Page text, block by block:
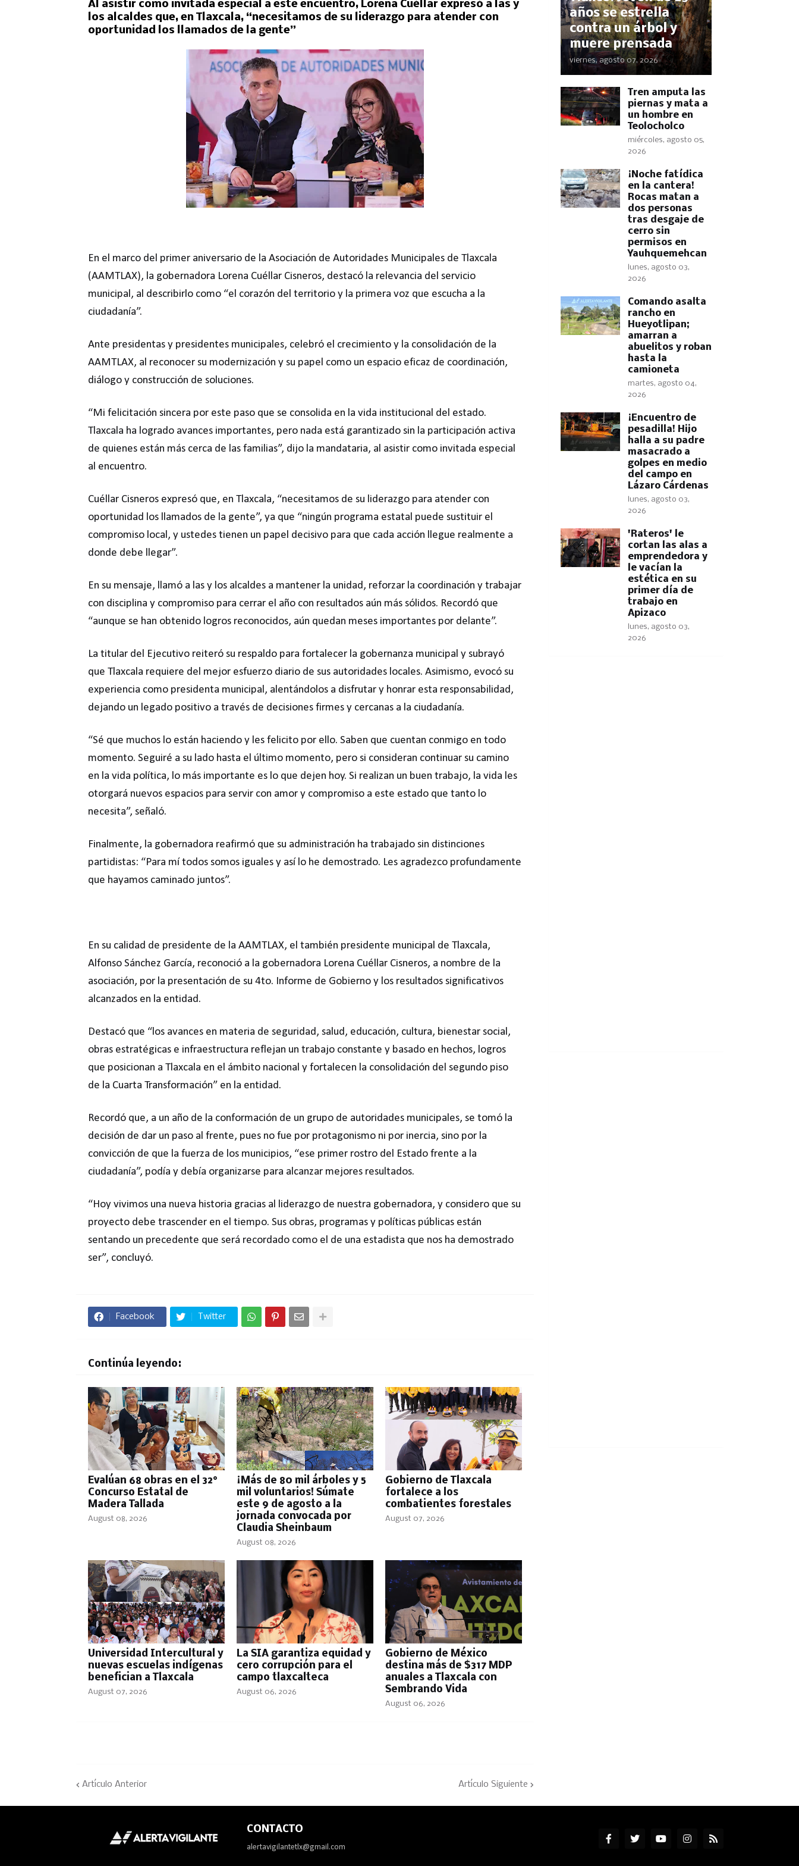
Al asistir como invitada especial a este encuentro, Lorena Cuéllar expresó a las y
los alcaldes que, en Tlaxcala, “necesitamos de su liderazgo para atender con
oportunidad los llamados de la gente”
En el marco del primer aniversario de la Asociación de Autoridades Municipales de Tlaxcala
(AAMTLAX), la gobernadora Lorena Cuéllar Cisneros, destacó la relevancia del servicio
municipal, al describirlo como “el corazón del territorio y la primera voz que escucha a la
ciudadanía”.
Ante presidentas y presidentes municipales, celebró el crecimiento y la consolidación de la
AAMTLAX, al reconocer su modernización y su papel como un espacio eficaz de coordinación,
diálogo y construcción de soluciones.
“Mi felicitación sincera por este paso que se consolida en la vida institucional del estado.
Tlaxcala ha logrado avances importantes, pero nada está garantizado sin la participación activa
de quienes están más cerca de las familias”, dijo la mandataria, al asistir como invitada especial
al encuentro.
Cuéllar Cisneros expresó que, en Tlaxcala, “necesitamos de su liderazgo para atender con
oportunidad los llamados de la gente”, ya que “ningún programa estatal puede sustituir el
compromiso local, y ustedes tienen un papel decisivo para que cada acción llegue realmente a
donde debe llegar”.
En su mensaje, llamó a las y los alcaldes a mantener la unidad, reforzar la coordinación y trabajar
con disciplina y compromiso para cerrar el año con resultados aún más sólidos. Recordó que
“aunque se han obtenido logros reconocidos, aún quedan meses importantes por delante”.
La titular del Ejecutivo reiteró su respaldo para fortalecer la gobernanza municipal y subrayó
que Tlaxcala requiere del mejor esfuerzo diario de sus autoridades locales. Asimismo, evocó su
experiencia como presidenta municipal, alentándolos a disfrutar y honrar esta responsabilidad,
dejando un legado positivo a través de decisiones firmes y cercanas a la ciudadanía.
“Sé que muchos lo están haciendo y les felicito por ello. Saben que cuentan conmigo en todo
momento. Seguiré a su lado hasta el último momento, pero si consideran continuar su camino
en la vida política, lo más importante es lo que dejen hoy. Si realizan un buen trabajo, la vida les
otorgará nuevos espacios para servir con amor y compromiso a este estado que tanto lo
necesita”, señaló.
Finalmente, la gobernadora reafirmó que su administración ha trabajado sin distinciones
partidistas: “Para mí todos somos iguales y así lo he demostrado. Les agradezco profundamente
que hayamos caminado juntos”.
En su calidad de presidente de la AAMTLAX, el también presidente municipal de Tlaxcala,
Alfonso Sánchez García, reconoció a la gobernadora Lorena Cuéllar Cisneros, a nombre de la
asociación, por la presentación de su 4to. Informe de Gobierno y los resultados significativos
alcanzados en la entidad.
Destacó que “los avances en materia de seguridad, salud, educación, cultura, bienestar social,
obras estratégicas e infraestructura reflejan un trabajo constante y basado en hechos, logros
que posicionan a Tlaxcala en el ámbito nacional y fortalecen la consolidación del segundo piso
de la Cuarta Transformación” en la entidad.
Recordó que, a un año de la conformación de un grupo de autoridades municipales, se tomó la
decisión de dar un paso al frente, pues no fue por protagonismo ni por inercia, sino por la
convicción de que la fuerza de los municipios, “ese primer rostro del Estado frente a la
ciudadanía”, podía y debía organizarse para alcanzar mejores resultados.
“Hoy vivimos una nueva historia gracias al liderazgo de nuestra gobernadora, y considero que su
proyecto debe trascender en el tiempo. Sus obras, programas y políticas públicas están
sentando un precedente que será recordado como el de una estadista que nos ha demostrado
ser”, concluyó.
Facebook Twitter
Continúa leyendo:
Evalúan 68 obras en el 32°
Concurso Estatal de
Madera Tallada
August 08, 2026
¡Más de 80 mil árboles y 5
mil voluntarios! Súmate
este 9 de agosto a la
jornada convocada por
Claudia Sheinbaum
August 08, 2026
Gobierno de Tlaxcala
fortalece a los
combatientes forestales
August 07, 2026
Universidad Intercultural y
nuevas escuelas indígenas
benefician a Tlaxcala
August 07, 2026
La SIA garantiza equidad y
cero corrupción para el
campo tlaxcalteca
August 06, 2026
Gobierno de México
destina más de $317 MDP
anuales a Tlaxcala con
Sembrando Vida
August 06, 2026
Artículo Anterior Artículo Siguiente
años se estrella
contra un árbol y
muere prensada
viernes, agosto 07, 2026
Tren amputa las
piernas y mata a
un hombre en
Teolocholco
miércoles, agosto 05,
2026
​¡Noche fatídica
en la cantera!
Rocas matan a
dos personas
tras desgaje de
cerro sin
permisos en
Yauhquemehcan
lunes, agosto 03,
2026
Comando asalta
rancho en
Hueyotlipan;
amarran a
abuelitos y roban
hasta la
camioneta
martes, agosto 04,
2026
​¡Encuentro de
pesadilla! Hijo
halla a su padre
masacrado a
golpes en medio
del campo en
Lázaro Cárdenas
lunes, agosto 03,
2026
'Rateros' le
cortan las alas a
emprendedora y
le vacían la
estética en su
primer día de
trabajo en
Apizaco
lunes, agosto 03,
2026
CONTACTO
alertavigilantetlx@gmail.com